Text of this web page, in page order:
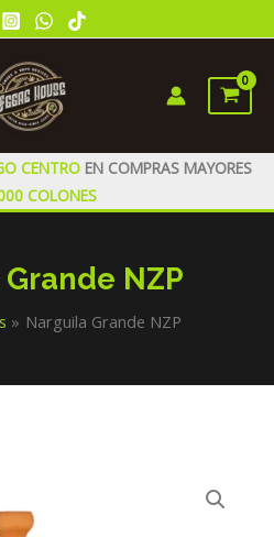
CENTRO EN COMPRAS MAYORES
COLONES
NZP
Narguila Grande NZP